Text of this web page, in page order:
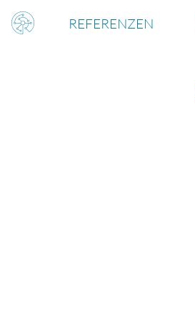
REFERENZEN